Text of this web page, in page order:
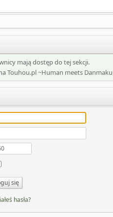
mają dostęp do tej sekcji.
Touhou.pl ~Human meets
hasła?